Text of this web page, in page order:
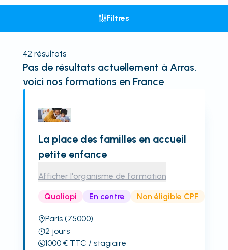
Filtres
42 résultats
Pas de résultats actuellement à Arras,
voici nos formations en France
La place des familles en accueil
petite enfance
Afficher l'organisme de formation
Qualiopi En centre Non éligible CPF
Paris (75000)
2 jours
1000€ TTC / stagiaire